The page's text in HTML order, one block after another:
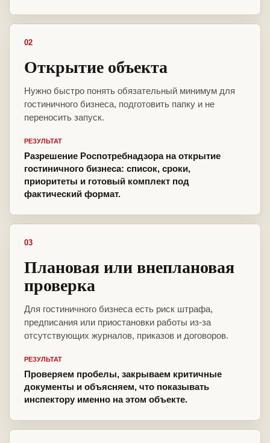
02
Открытие объекта
Нужно быстро понять обязательный минимум для
гостиничного бизнеса, подготовить папку и не
переносить запуск.
РЕЗУЛЬТАТ
Разрешение Роспотребнадзора на открытие
гостиничного бизнеса: список, сроки,
приоритеты и готовый комплект под
фактический формат.
03
Плановая или внеплановая
проверка
Для гостиничного бизнеса есть риск штрафа,
предписания или приостановки работы из-за
отсутствующих журналов, приказов и договоров.
РЕЗУЛЬТАТ
Проверяем пробелы, закрываем критичные
документы и объясняем, что показывать
инспектору именно на этом объекте.